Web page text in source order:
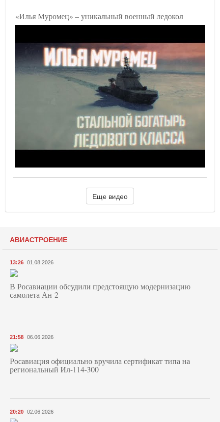
«Илья Муромец» – уникальный военный ледокол
Еще видео
АВИАСТРОЕНИЕ
13:26 01.08.2026
В Росавиации обсудили предстоящую модернизацию
самолета Ан-2
21:58 06.06.2026
Росавиация официально вручила сертификат типа на
региональный Ил-114-300
20:20 02.06.2026